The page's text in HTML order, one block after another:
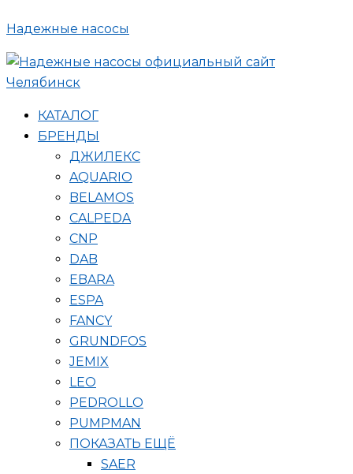
к
содержимому
Надежные насосы
КАТАЛОГ
БРЕНДЫ
ДЖИЛЕКС
AQUARIO
BELAMOS
CALPEDA
CNP
DAB
EBARA
ESPA
FANCY
GRUNDFOS
JEMIX
LEO
PEDROLLO
PUMPMAN
ПОКАЗАТЬ ЕЩЁ
SAER
товаров